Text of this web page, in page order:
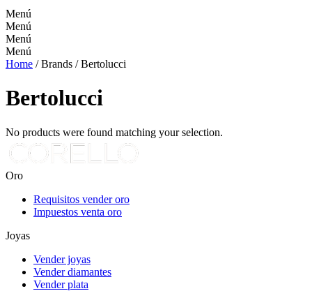
Menú
Menú
Menú
Menú
Home / Brands / Bertolucci
Bertolucci
No products were found matching your selection.
Oro
Requisitos vender oro
Impuestos venta oro
Joyas
Vender joyas
Vender diamantes
Vender plata